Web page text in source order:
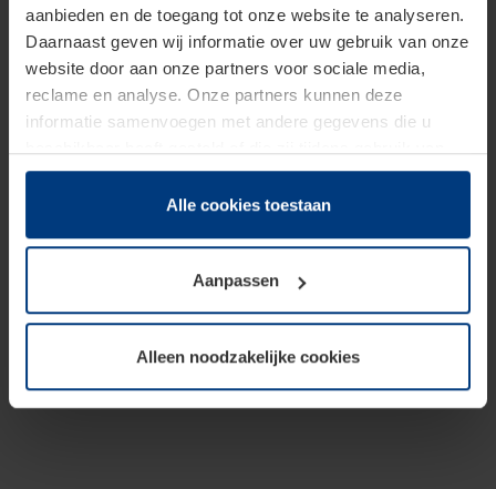
aanbieden en de toegang tot onze website te analyseren.
Daarnaast geven wij informatie over uw gebruik van onze
website door aan onze partners voor sociale media,
reclame en analyse. Onze partners kunnen deze
informatie samenvoegen met andere gegevens die u
hun diensten hebben verzameld.
Juridisch hebben wij het recht om cookies op uw
van deze pagina's absoluut vereist is. Voor alle andere
soorten cookies is uw toestemming benodigd. Uw
toestemming kunt u op elk moment bij de uitleg van de
wijzigen of herroepen.
Alle cookies toestaan
Aanpassen
Alleen noodzakelijke cookies